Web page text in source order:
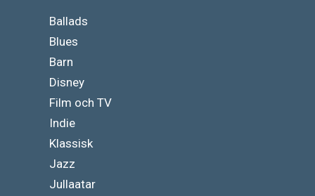
Ballads
Blues
Barn
Disney
Film och TV
Indie
Klassisk
Jazz
Jullaatar